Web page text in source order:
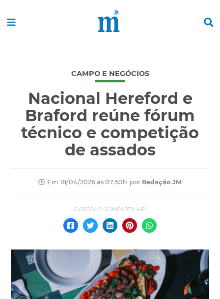
CAMPO E NEGÓCIOS
Nacional Hereford e
Braford reúne fórum
técnico e competição
de assados
Em 18/04/2026 às 07:50h por Redação JM